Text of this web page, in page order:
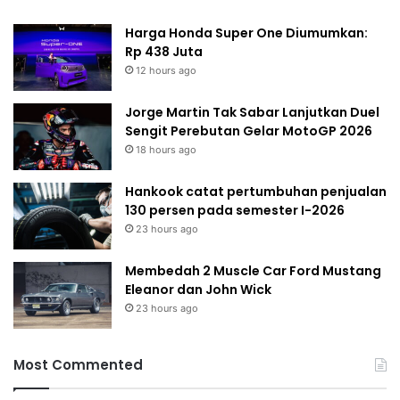
Harga Honda Super One Diumumkan:
Rp 438 Juta
12 hours ago
Jorge Martin Tak Sabar Lanjutkan Duel
Sengit Perebutan Gelar MotoGP 2026
18 hours ago
Hankook catat pertumbuhan penjualan
130 persen pada semester I-2026
23 hours ago
Membedah 2 Muscle Car Ford Mustang
Eleanor dan John Wick
23 hours ago
Most Commented